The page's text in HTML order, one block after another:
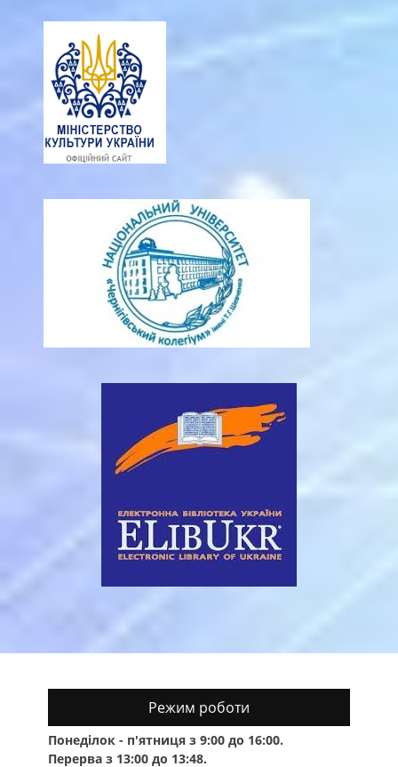
Режим роботи
Понеділок - п'ятниця з 9:00 до 16:00.
Перерва з 13:00 до 13:48.